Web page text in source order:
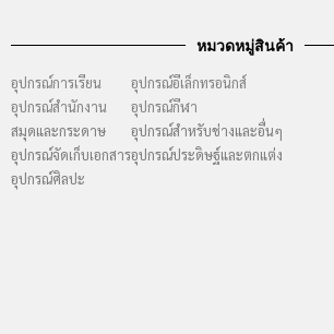
หมวดหมู่สินค้า
อุปกรณ์การเรียน
อุปกรณ์สำนักงาน
สมุดและกระดาษ
อุปกรณ์จัดเก็บเอกสาร
อุปกรณ์ศิลปะ
อุปกรณ์อีเล็กทรอนิกส์
อุปกรณ์กีฬา
อุปกรณ์สำหรับช่างและอื่นๆ
อุปกรณ์ประดิษฐ์และตกแต่ง